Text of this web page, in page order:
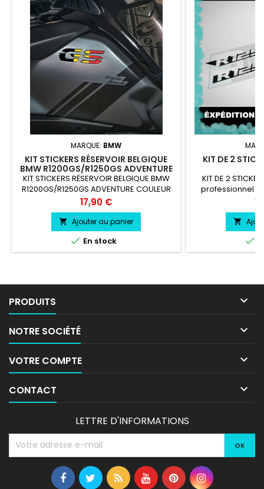
MARQUE: BMW
KIT STICKERS RÉSERVOIR BELGIQUE
BMW R1200GS/R1250GS ADVENTURE
KIT STICKERS RÉSERVOIR BELGIQUE BMW
R1200GS/R1250GS ADVENTURE COULEUR
AU CHOIX vinyle professionnel très
résistant résiste a l'eau, essence,
chaleur, froid.
Prix
17,90 €
 Ajouter au panier
 En stock
KIT DE 2
KIT DE 2
professionnel
l'eau,


PRODUITS 
NOTRE SOCIÉTÉ 
VOTRE COMPTE 
CONTACT 
LETTRE D'INFORMATIONS